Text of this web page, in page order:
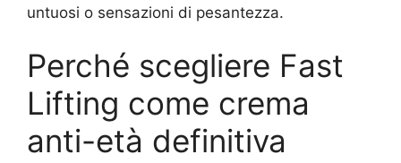
untuosi o sensazioni di pesantezza.
Perché scegliere Fast
Lifting come crema
anti-età definitiva